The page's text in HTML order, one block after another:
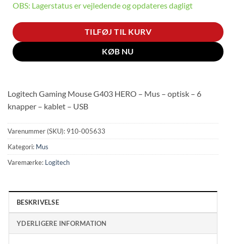
OBS: Lagerstatus er vejledende og opdateres dagligt
TILFØJ TIL KURV
KØB NU
Logitech Gaming Mouse G403 HERO – Mus – optisk – 6
knapper – kablet – USB
Varenummer (SKU): 910-005633
Kategori: Mus
Varemærke: Logitech
BESKRIVELSE
YDERLIGERE INFORMATION